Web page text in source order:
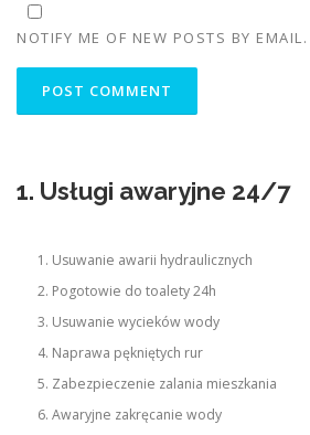
NOTIFY ME OF NEW POSTS BY EMAIL.
1. Usługi awaryjne 24/7
Usuwanie awarii hydraulicznych
Pogotowie do toalety 24h
Usuwanie wycieków wody
Naprawa pękniętych rur
Zabezpieczenie zalania mieszkania
Awaryjne zakręcanie wody